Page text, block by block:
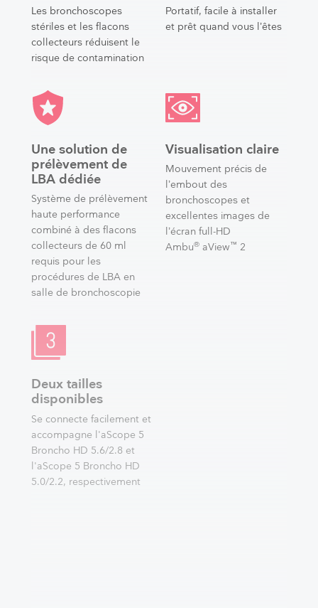
Les bronchoscopes
stériles et les flacons
collecteurs réduisent le
risque de contamination
Portatif, facile à installer
et prêt quand vous l’êtes
Une solution de
prélèvement de
LBA dédiée
Système de prélèvement
haute performance
combiné à des flacons
collecteurs de 60 ml
requis pour les
procédures de LBA en
salle de bronchoscopie
Visualisation claire
Mouvement précis de
l’embout des
bronchoscopes et
excellentes images de
l’écran full-HD
Ambu® aView™ 2
Deux tailles
disponibles
Se connecte facilement et
accompagne l'aScope 5
Broncho HD 5.6/2.8 et
l'aScope 5 Broncho HD
5.0/2.2, respectivement